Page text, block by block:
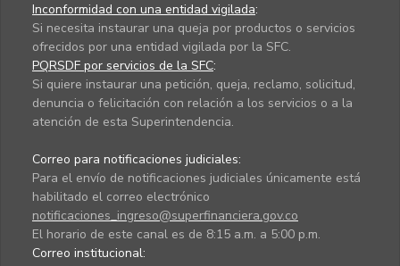
Inconformidad con una entidad vigilada:
Si necesita instaurar una queja por productos o servicios
ofrecidos por una entidad vigilada por la SFC.
PQRSDF por servicios de la SFC:
Si quiere instaurar una petición, queja, reclamo, solicitud,
denuncia o felicitación con relación a los servicios o a la
atención de esta Superintendencia.
Correo para notificaciones judiciales:
Para el envío de notificaciones judiciales únicamente está
habilitado el correo electrónico
notificaciones_ingreso@superfinanciera.gov.co
El horario de este canal es de 8:15 a.m. a 5:00 p.m.
Correo institucional: